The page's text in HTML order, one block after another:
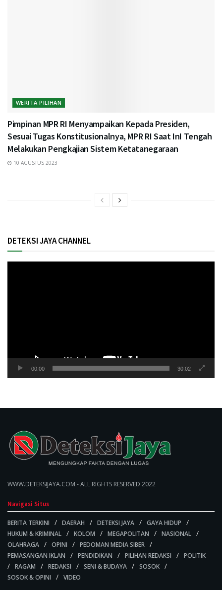
WERITA PILIHAN
Pimpinan MPR RI Menyampaikan Kepada Presiden,
Sesuai Tugas Konstitusionalnya, MPR RI Saat InI Tengah
Melakukan Pengkajian Sistem Ketatanegaraan
10 AGUSTUS 2023
DETEKSI JAYA CHANNEL
00:00 30:02
WWW.DETEKSIJAYA.COM - ALL RIGHTS RESERVED 2022
Navigasi Situs
BERITA TERKINI DAERAH DETEKSI JAYA
GAYA HIDUP
HUKUM & KRIMINAL
KOLOM MEGAPOLITAN
NASIONAL
OLAHRAGA
OPINI
PEDOMAN MEDIA SIBER
PEMASANGAN IKLAN
PENDIDIKAN PILIHAN REDAKSI
POLITIK
RAGAM
REDAKSI SENI & BUDAYA
SOSOK
SOSOK & OPINI
VIDEO